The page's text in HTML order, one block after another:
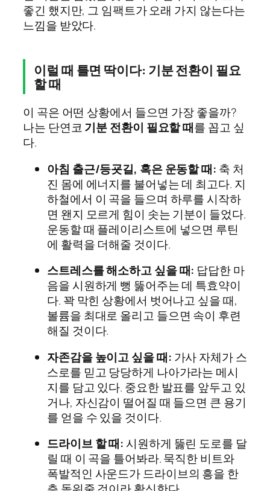
좋긴 했지만, 그 임팩트가 오래 가지 않는다는
느낌을 받았다.
이럴 때 틀면 딱이다: 기분 전환이 필요
할 때
이 곡은 어떤 상황에서 들으면 가장 좋을까?
나는 단연코기분 전환이 필요할 때를 꼽고 싶
다.
아침 출근/등굣길, 혹은 운동할 때: 축 처
진 몸에 에너지를 불어넣는 데 최고다. 지
하철에서 이 곡을 들으며 하루를 시작하
면 왠지 모르게 힘이 솟는 기분이 들었다.
운동할 때 플레이리스트에 넣으면 루틴
에 활력을 더해줄 것이다.
스트레스를 해소하고 싶을 때: 답답한 마
음을 시원하게 뻥 뚫어주는 데 특효약이
다. 꽉 막힌 상황에서 벗어나고 싶을 때,
볼륨을 최대로 올리고 들으면 속이 후련
해질 것이다.
자존감을 높이고 싶을 때: 가사 자체가 스
스로를 믿고 당당하게 나아가라는 메시
지를 담고 있다. 중요한 발표를 앞두고 있
거나, 자신감이 떨어질 때 들으면 큰 용기
를 얻을 수 있을 것이다.
드라이브 할 때: 시원하게 뚫린 도로를 달
릴 때 이 곡을 틀어봐라. 묵직한 비트와
폭발적인 사운드가 드라이브의 흥을 한